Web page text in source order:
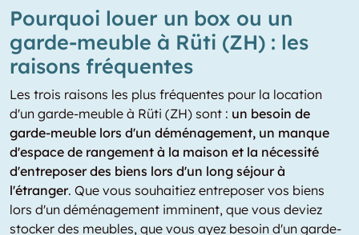
Pourquoi louer un box ou un
garde-meuble à Rüti (ZH) : les
raisons fréquentes
Les trois raisons les plus fréquentes pour la location
d'un garde-meuble à Rüti (ZH) sont : un besoin de
garde-meuble lors d'un déménagement, un manque
d'espace de rangement à la maison et la nécessité
d'entreposer des biens lors d'un long séjour à
l'étranger. Que vous souhaitiez entreposer vos biens
lors d'un déménagement imminent, que vous deviez
stocker des meubles, que vous ayez besoin d'un garde-